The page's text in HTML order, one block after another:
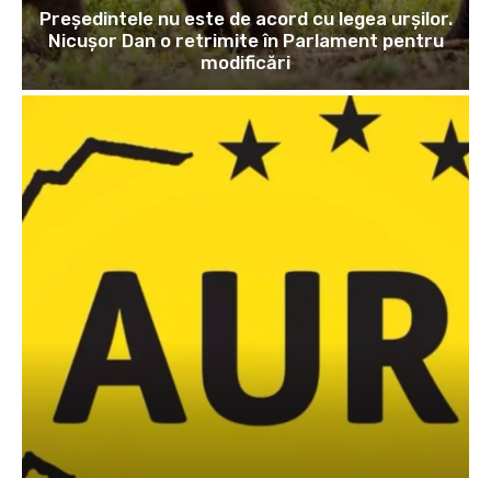
Președintele nu este de acord cu legea urșilor.
Nicușor Dan o retrimite în Parlament pentru
modificări